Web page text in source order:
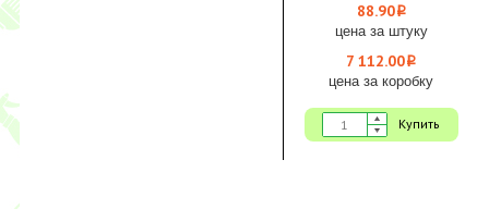
88.90i
цена за штуку
7 112.00i
цена за коробку
Купить